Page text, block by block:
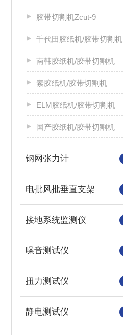
胶带切割机Zcut-9
千代田胶纸机/胶带切割机
南韩胶纸机/胶带切割机
素胶纸机/胶带切割机
ELM胶纸机/胶带切割机
国产胶纸机/胶带切割机
钢网张力计
电批风批垂直支架
接地系统监测仪
噪音测试仪
扭力测试仪
静电测试仪